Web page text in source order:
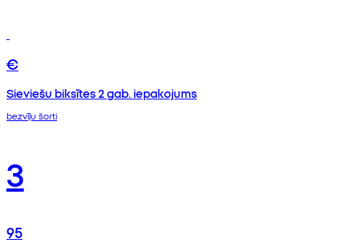
€
Sieviešu biksītes 2 gab. iepakojums
bezvīļu šorti
3
95